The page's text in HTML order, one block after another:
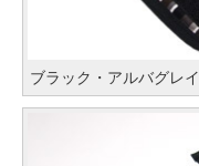
ブラック・アルバグレイ